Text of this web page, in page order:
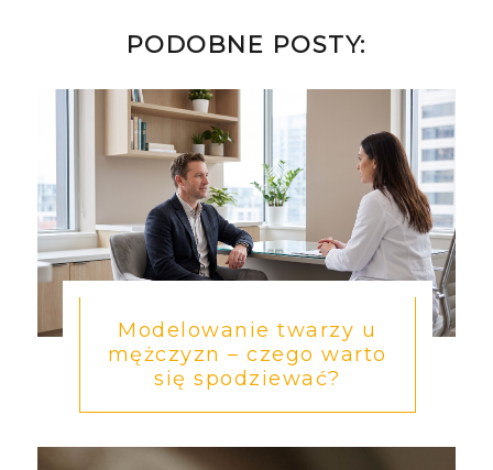
PODOBNE POSTY:
Modelowanie twarzy u
mężczyzn – czego warto
się spodziewać?